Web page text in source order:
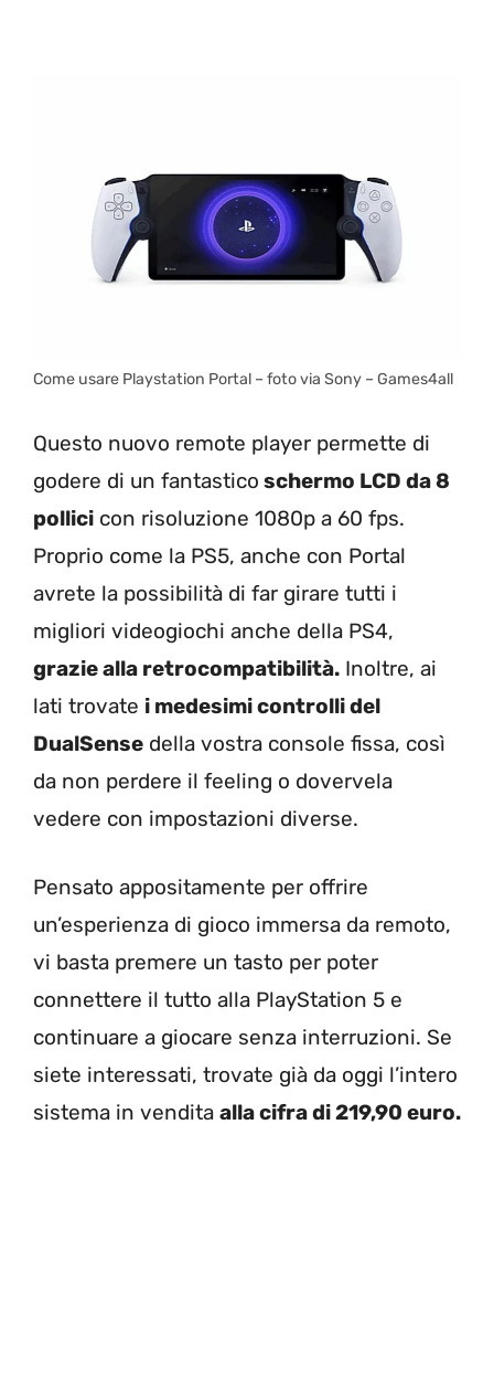
Come usare Playstation Portal – foto via Sony – Games4all
Questo nuovo remote player permette di
godere di un fantastico schermo LCD da 8
pollici con risoluzione 1080p a 60 fps.
Proprio come la PS5, anche con Portal
avrete la possibilità di far girare tutti i
migliori videogiochi anche della PS4,
grazie alla retrocompatibilità. Inoltre, ai
lati trovate i medesimi controlli del
DualSense della vostra console fissa, così
da non perdere il feeling o dovervela
vedere con impostazioni diverse.
Pensato appositamente per offrire
un’esperienza di gioco immersa da remoto,
vi basta premere un tasto per poter
connettere il tutto alla PlayStation 5 e
continuare a giocare senza interruzioni. Se
siete interessati, trovate già da oggi l’intero
sistema in vendita alla cifra di 219,90 euro.